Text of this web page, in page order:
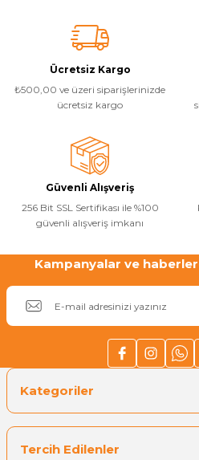
Ücretsiz Kargo
₺500,00 ve üzeri siparişlerinizde
ücretsiz kargo
Güvenli Alışveriş
256 Bit SSL Sertifikası ile %100
güvenli alışveriş imkanı
Kampanyalar ve
Kategoriler
Tercih Edilenler